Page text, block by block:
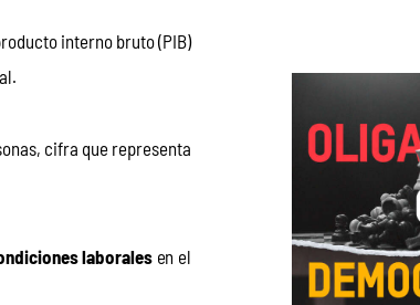
interno bruto (PIB)
cifra que representa
laborales en el